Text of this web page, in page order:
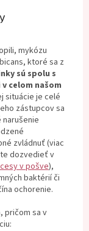
mykózu
ktoré sa z
sú spolu s
celom našom
situácie je celé
zástupcov sa
zvládnuť (viac
dozvedieť v
v pošve),
baktérií či
ochorenie.
pričom sa v